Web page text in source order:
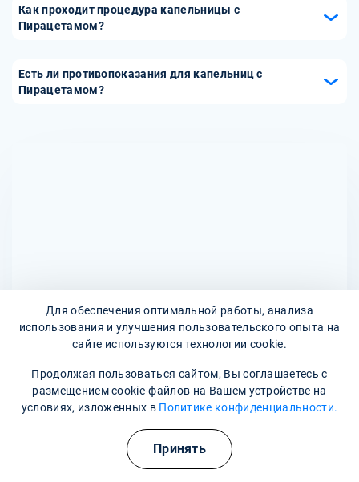
головы, инсультах, а также при когнитивных нарушениях
и деменции. Они также могут использоваться для
заболеваний.
Как проходит процедура капельницы с
Пирацетамом?
медицинском учреждении под контролем медицинского
персонала. Врач определяет необходимую дозировку и
Есть ли противопоказания для капельниц с
Пирацетамом?
Адреса наших клиник
улица Аишхо, 9
Наши контакты
Для обеспечения оптимальной работы, анализа
использования и улучшения пользовательского опыта на
сайте используются технологии cookie.
Продолжая пользоваться сайтом, Вы соглашаетесь с
размещением cookie-файлов на Вашем устройстве на
условиях, изложенных в Политике конфиденциальности.
Принять